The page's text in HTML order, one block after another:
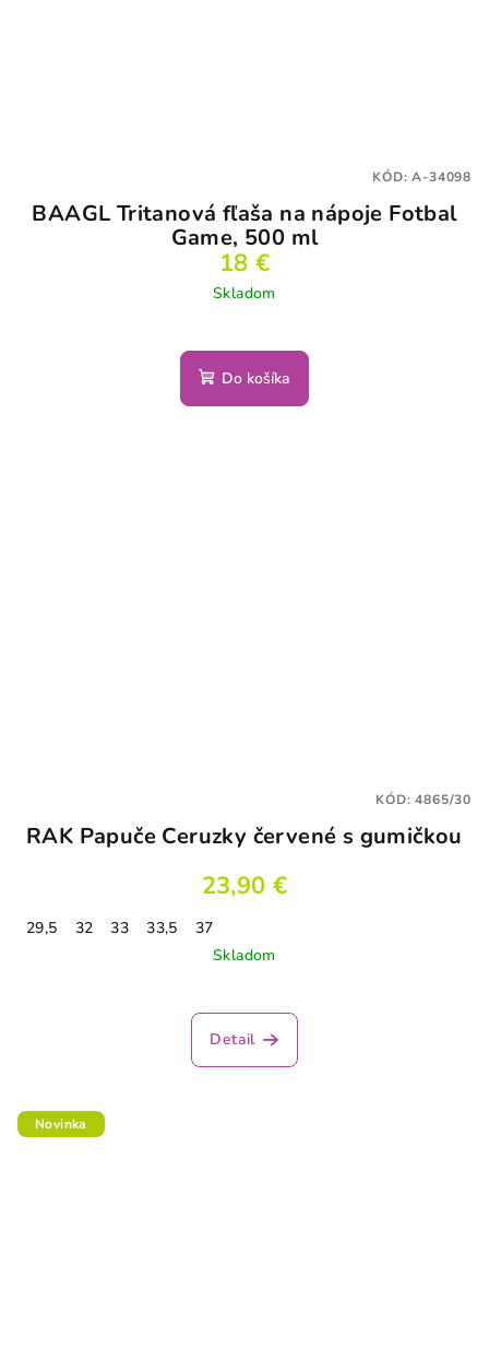
BAAGL Tritanová fľaša na nápoje Fotbal
Game, 500 ml
18 €
Skladom
Do košíka
KÓD:A-34098
RAK Papuče Ceruzky červené s gumičkou
23,90 €
29,5 32 33 33,5
37
Skladom
Detail
KÓD:4865/30
Novinka